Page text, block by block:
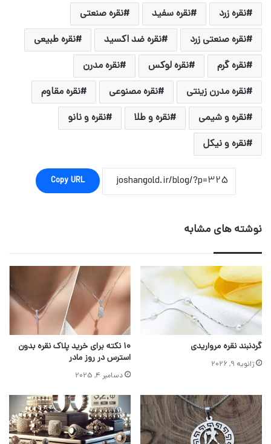
نقره زرد
نقره سفید
نقره صنعتی
نقره صنعتی زرد
نقره ضد اکسید
نقره طبیعی
نقره گرم
نقره لوکس
نقره مدرن
نقره مدرن زینتی
نقره مصنوعی
نقره مقاوم
نقره و شیمی
نقره و طلا
نقره و نانو
نقره و نیکل
Copy URL
نوشته های مشابه
گردنبند نقره مرواریدی
ژانویه 9, 2026
۱۰ نکته برای خرید پلاک نقره بدون
استرس در روز مادر
دسامبر 4, 2025